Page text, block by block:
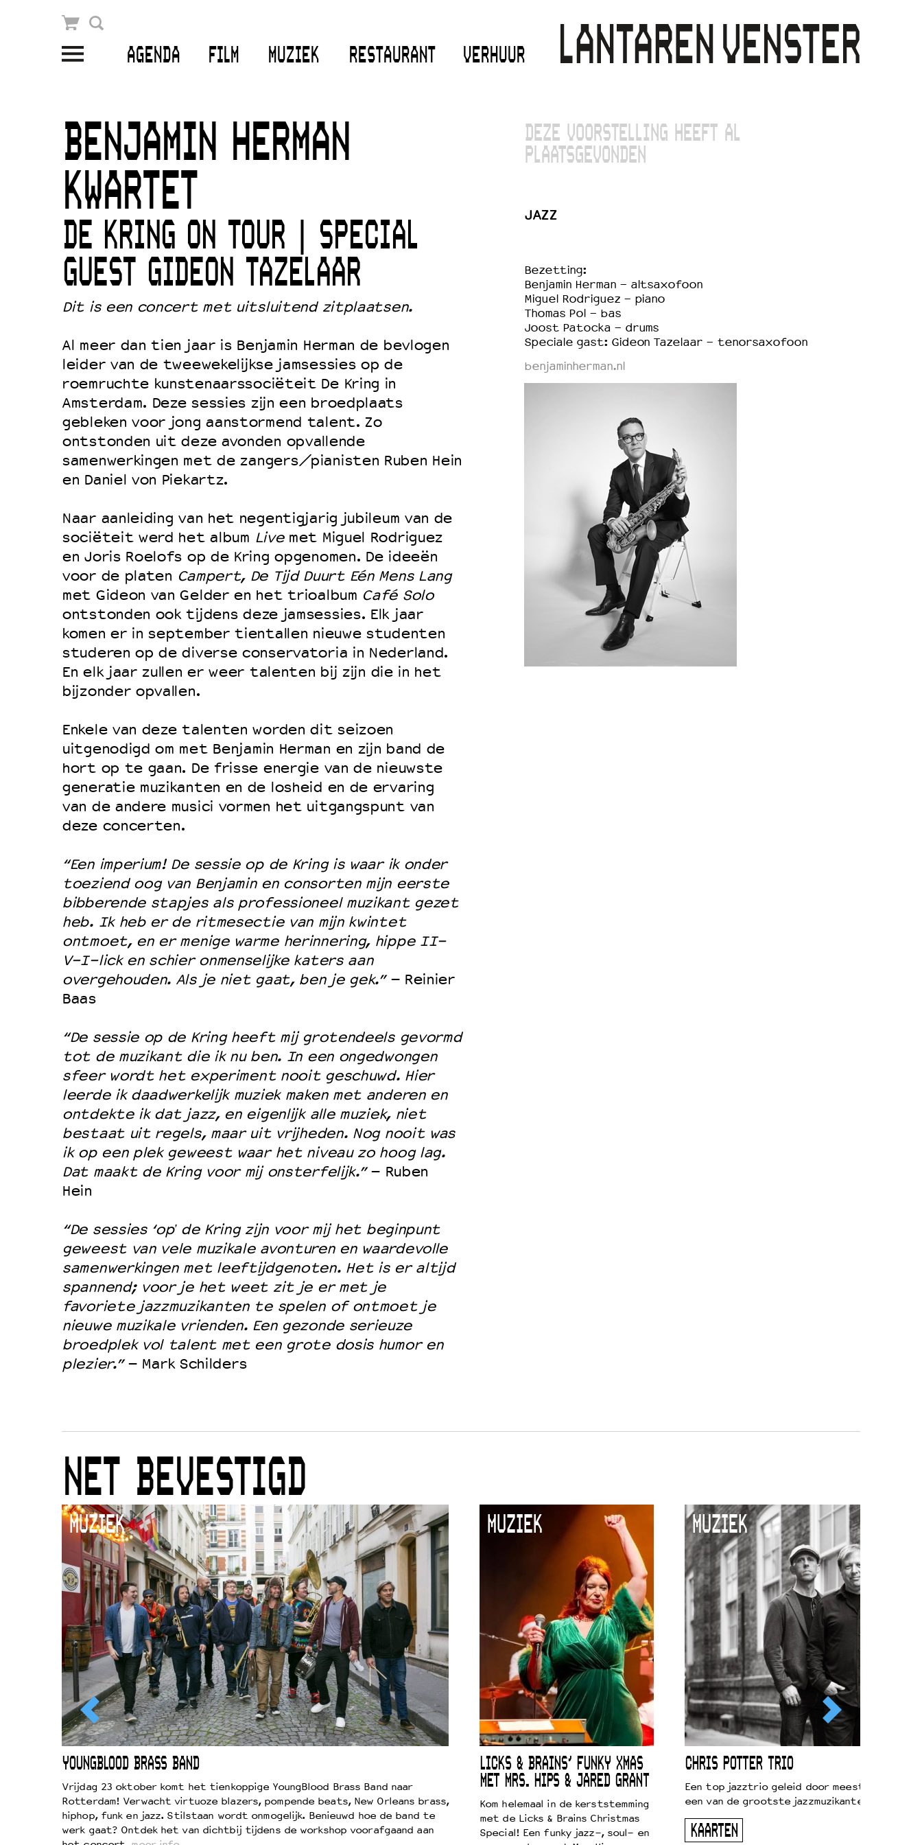
AGENDA FILM MUZIEK RESTAURANT VERHUUR
Winkelmandje
Openingstijden & contact
Bereikbaarheid
Kaartverkoop
EDUCATIE
Schoolvoorstellingen
Filmprogramma’s Primair Onderwijs
Filmprogramma’s VO/MBO
OVER LANTARENVENSTER
Wat we doen
Werken bij
Wie is wie
Word vriend
Historie
Partners
Huisregels
Privacyverklaring
Integriteits- en gedragscode
Duurzaamheid
Culturele boycot Israël
Ruimte voor artistieke vrijheid – VNPF
BENJAMIN HERMAN
KWARTET
DE KRING ON TOUR | SPECIAL
GUEST GIDEON TAZELAAR
Dit is een concert met uitsluitend zitplaatsen.
Al meer dan tien jaar is Benjamin Herman de bevlogen
leider van de tweewekelijkse jamsessies op de
roemruchte kunstenaarssociëteit De Kring in
Amsterdam. Deze sessies zijn een broedplaats
gebleken voor jong aanstormend talent. Zo
ontstonden uit deze avonden opvallende
samenwerkingen met de zangers/pianisten Ruben Hein
en Daniel von Piekartz.
Naar aanleiding van het negentigjarig jubileum van de
sociëteit werd het album Livemet Miguel Rodriguez
en Joris Roelofs op de Kring opgenomen. De ideeën
voor de platen Campert, De Tijd Duurt Eén Mens Lang
met Gideon van Gelder en het trioalbum Café Solo
ontstonden ook tijdens deze jamsessies. Elk jaar
komen er in september tientallen nieuwe studenten
studeren op de diverse conservatoria in Nederland.
En elk jaar zullen er weer talenten bij zijn die in het
bijzonder opvallen.
Enkele van deze talenten worden dit seizoen
uitgenodigd om met Benjamin Herman en zijn band de
hort op te gaan. De frisse energie van de nieuwste
generatie muzikanten en de losheid en de ervaring
van de andere musici vormen het uitgangspunt van
deze concerten.
“Een imperium! De sessie op de Kring is waar ik onder
toeziend oog van Benjamin en consorten mijn eerste
bibberende stapjes als professioneel muzikant gezet
heb. Ik heb er de ritmesectie van mijn kwintet
ontmoet, en er menige warme herinnering, hippe II-
V-I-lick en schier onmenselijke katers aan
overgehouden. Als je niet gaat, ben je gek.”– Reinier
Baas
“De sessie op de Kring heeft mij grotendeels gevormd
tot de muzikant die ik nu ben. In een ongedwongen
sfeer wordt het experiment nooit geschuwd. Hier
leerde ik daadwerkelijk muziek maken met anderen en
ontdekte ik dat jazz, en eigenlijk alle muziek, niet
bestaat uit regels, maar uit vrijheden. Nog nooit was
ik op een plek geweest waar het niveau zo hoog lag.
Dat maakt de Kring voor mij onsterfelijk.”– Ruben
Hein
“De sessies ‘opʼ de Kring zijn voor mij het beginpunt
geweest van vele muzikale avonturen en waardevolle
samenwerkingen met leeftijdgenoten. Het is er altijd
spannend; voor je het weet zit je er met je
favoriete jazzmuzikanten te spelen of ontmoet je
nieuwe muzikale vrienden. Een gezonde serieuze
broedplek vol talent met een grote dosis humor en
plezier.”– Mark Schilders
DEZE VOORSTELLING HEEFT AL
PLAATSGEVONDEN
JAZZ
Bezetting:
Benjamin Herman - altsaxofoon
Miguel Rodriguez - piano
Thomas Pol - bas
Joost Patocka - drums
Speciale gast: Gideon Tazelaar - tenorsaxofoon
benjaminherman.nl
NET BEVESTIGD
MUZIEK
YOUNGBLOOD BRASS BAND
Vrijdag 23 oktober komt het tienkoppige YoungBlood Brass Band naar
Rotterdam! Verwacht virtuoze blazers, pompende beats, New Orleans brass,
hiphop, funk en jazz. Stilstaan wordt onmogelijk. Benieuwd hoe de band te
werk gaat? Ontdek het van dichtbij tijdens de workshop voorafgaand aan
MUZIEK
LICKS & BRAINS’ FUNKY XMAS
MET MRS. HIPS & JARED GRANT
Kom helemaal in de kerststemming
met de Licks & Brains Christmas
Special! Een funky jazz-, soul- en
MUZIEK
CHRIS POTTER TRIO
Een top jazztrio geleid door
een van de grootste jazzmuzikanten van zijn
KAARTEN